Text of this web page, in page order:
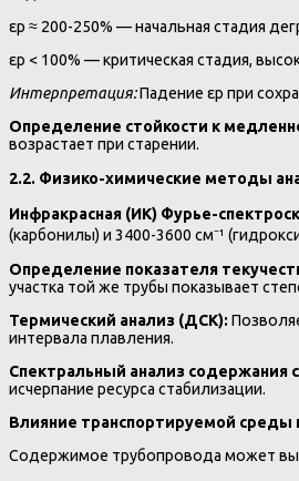
εр ≈ 200-250% — начальная стадия
εр < 100% — критическая стадия,
Интерпретация:Падение εр при
Определение стойкости к
возрастает при старении.
2.2. Физико-химические методы
Инфракрасная (ИК) Фурье-
(карбонилы) и 3400-3600 см⁻¹
Определение показателя
участка той же трубы показывает
Термический анализ (ДСК):
интервала плавления.
Спектральный анализ содержания
исчерпание ресурса стабилизации.
Влияние транспортируемой среды
Содержимое трубопровода может